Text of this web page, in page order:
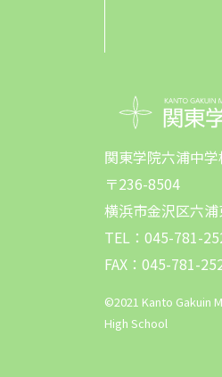
関東学院六浦中
〒236-8504
横浜市金沢区六
TEL：045-781-
FAX：045-781-
©2021 Kanto Gakuin
High School